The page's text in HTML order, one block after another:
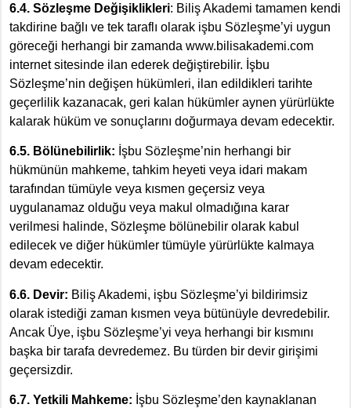
6.4. Sözleşme Değişiklikleri: Biliş Akademi tamamen kendi
takdirine bağlı ve tek taraflı olarak işbu Sözleşme’yi uygun
göreceği herhangi bir zamanda www.bilisakademi.com
internet sitesinde ilan ederek değiştirebilir. İşbu
Sözleşme’nin değişen hükümleri, ilan edildikleri tarihte
geçerlilik kazanacak, geri kalan hükümler aynen yürürlükte
kalarak hüküm ve sonuçlarını doğurmaya devam edecektir.
6.5. Bölünebilirlik: İşbu Sözleşme’nin herhangi bir
hükmünün mahkeme, tahkim heyeti veya idari makam
tarafından tümüyle veya kısmen geçersiz veya
uygulanamaz olduğu veya makul olmadığına karar
verilmesi halinde, Sözleşme bölünebilir olarak kabul
edilecek ve diğer hükümler tümüyle yürürlükte kalmaya
devam edecektir.
6.6. Devir: Biliş Akademi, işbu Sözleşme’yi bildirimsiz
olarak istediği zaman kısmen veya bütünüyle devredebilir.
Ancak Üye, işbu Sözleşme’yi veya herhangi bir kısmını
başka bir tarafa devredemez. Bu türden bir devir girişimi
geçersizdir.
6.7. Yetkili Mahkeme: İşbu Sözleşme’den kaynaklanan